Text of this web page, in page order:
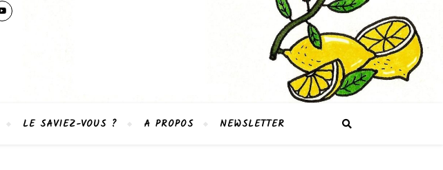
LE SAVIEZ-VOUS ? A PROPOS NEWSLETTER